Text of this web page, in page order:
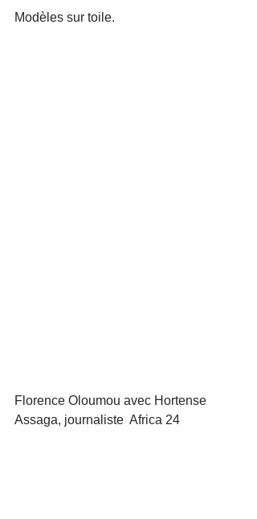
Modèles sur toile.
Florence Oloumou avec Hortense
Assaga, journaliste  Africa 24